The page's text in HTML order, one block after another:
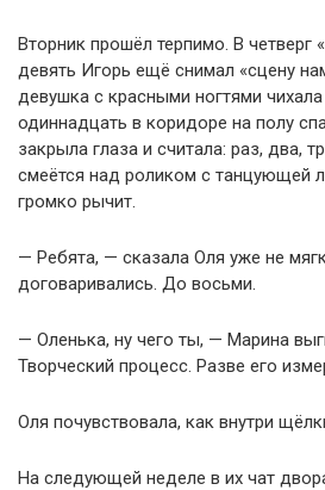
Вторник прошёл терпимо. В четверг
девять Игорь ещё снимал «сцену
девушка с красными ногтями чихала
одиннадцать в коридоре на полу
закрыла глаза и считала: раз, два,
смеётся над роликом с танцующей
громко рычит.
— Ребята, — сказала Оля уже не
договаривались. До восьми.
— Оленька, ну чего ты, — Марина
Творческий процесс. Разве его
Оля почувствовала, как внутри
На следующей неделе в их чат